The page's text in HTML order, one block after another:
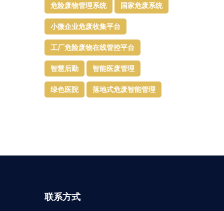
危险废物管理系统 国家危废系统
小微企业危废收集平台
工厂危险废物在线管控平台
智慧后勤 智能医废管理
绿色医院 落地式危废智能管理
联系方式